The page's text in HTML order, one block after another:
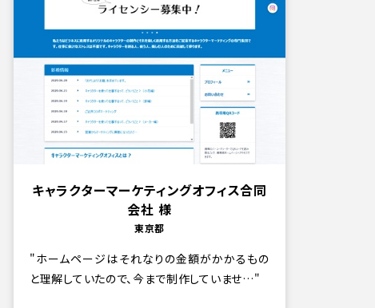
キャラクターマーケティングオフィス合同
会社 様
東京都
ホームページはそれなりの金額がかかるもの
と理解していたので、今まで制作していませ…